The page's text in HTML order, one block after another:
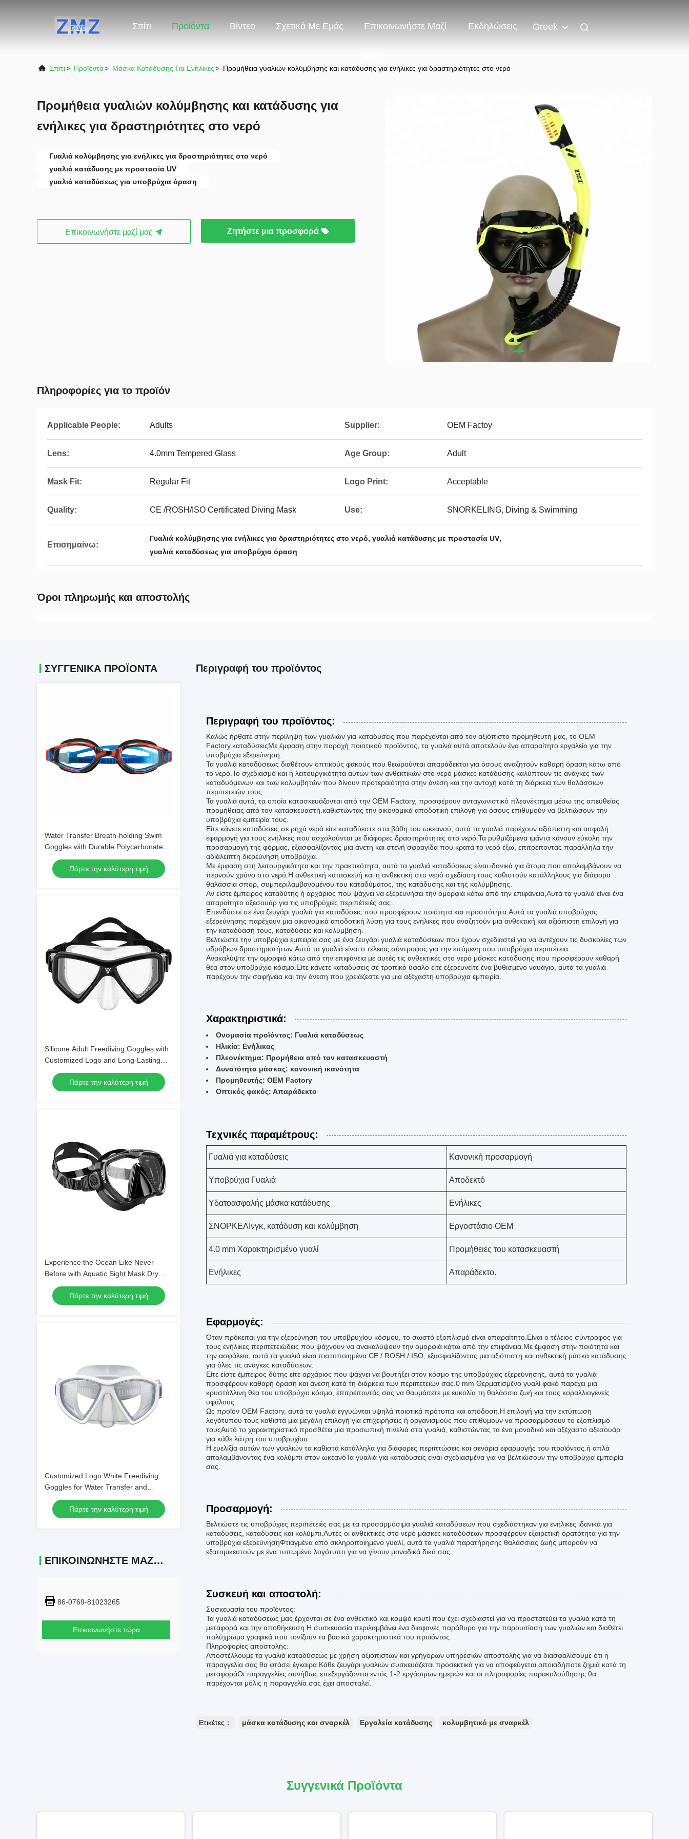
Σπίτι Προϊόντα Βίντεο Σχετικά Με Εμάς Επικοινωνήστε Μαζί Εκδηλώσεις Greek
Σπίτι> Προϊόντα> Μάσκα Κατάδυσης Για Ενήλικες> Προμήθεια γυαλιών κολύμβησης και κατάδυσης για ενήλικες για δραστηριότητες στο νερό
Προμήθεια γυαλιών κολύμβησης και κατάδυσης για
ενήλικες για δραστηριότητες στο νερό
Γυαλιά κολύμβησης για ενήλικες για δραστηριότητες στο νερό
γυαλιά κατάδυσης με προστασία UV
γυαλιά καταδύσεως για υποβρύχια όραση
Επικοινωνήστε μαζί μας Ζητήστε μια προσφορά
Πληροφορίες για το προϊόν
Applicable People: Adults Supplier: OEM Factoy
Lens: 4.0mm Tempered Glass Age Group: Adult
Mask Fit: Regular Fit Logo Print: Acceptable
Quality: CE /ROSH/ISO Certificated Diving Mask Use: SNORKELING, Diving & Swimming
Επισημαίνω:
Γυαλιά κολύμβησης για ενήλικες για δραστηριότητες στο νερό, γυαλιά κατάδυσης με προστασία UV,
γυαλιά καταδύσεως για υποβρύχια όραση
Όροι πληρωμής και αποστολής
ΣΥΓΓΕΝΙΚΆ ΠΡΟΪΌΝΤΑ
Water Transfer Breath-holding Swim
Goggles with Durable Polycarbonate
Frame Material
Πάρτε την καλύτερη τιμή
Silicone Adult Freediving Goggles with
Customized Logo and Long-Lasting
Design
Πάρτε την καλύτερη τιμή
Experience the Ocean Like Never
Before with Aquatic Sight Mask Dry
Snorkel and Single Lens Mask
Πάρτε την καλύτερη τιμή
Customized Logo White Freediving
Goggles for Water Transfer and
Swimming
Πάρτε την καλύτερη τιμή
ΕΠΙΚΟΙΝΩΝΉΣΤΕ ΜΑΖΊ ΜΑΣ
86-0769-81023265
Επικοινωνήστε τώρα
Περιγραφή του προϊόντος
Περιγραφή του προϊόντος:
Καλώς ήρθατε στην περίληψη των γυαλιών για καταδύσεις που παρέχονται από τον αξιόπιστο προμηθευτή μας, το OEM
Factory.καταδύσειςΜε έμφαση στην παροχή ποιοτικού προϊόντος, τα γυαλιά αυτά αποτελούν ένα απαραίτητο εργαλείο για την
υποβρύχια εξερεύνηση.
Τα γυαλιά καταδύσεως διαθέτουν οπτικούς φακούς που θεωρούνται απαράδεκτοι για όσους αναζητούν καθαρή όραση κάτω από
το νερό.Το σχεδιασμό και η λειτουργικότητα αυτών των ανθεκτικών στο νερό μάσκες κατάδυσης καλύπτουν τις ανάγκες των
καταδυόμενων και των κολυμβητών που δίνουν προτεραιότητα στην άνεση και την αντοχή κατά τη διάρκεια των θαλάσσιων
περιπετειών τους.
Τα γυαλιά αυτά, τα οποία κατασκευάζονται από την OEM Factory, προσφέρουν ανταγωνιστικό πλεονέκτημα μέσω της απευθείας
προμήθειας από τον κατασκευαστή.καθιστώντας την οικονομικά αποδοτική επιλογή για όσους επιθυμούν να βελτιώσουν την
υποβρύχια εμπειρία τους.
Είτε κάνετε καταδύσεις σε ρηχά νερά είτε καταδύεστε στα βάθη του ωκεανού, αυτά τα γυαλιά παρέχουν αξιόπιστη και ασφαλή
εφαρμογή για τους ενήλικες που ασχολούνται με διάφορες δραστηριότητες στο νερό.Τα ρυθμιζόμενα ιμάντα κάνουν εύκολη την
προσαρμογή της φόρμας, εξασφαλίζοντας μια άνετη και στενή σφραγίδα που κρατά το νερό έξω, επιτρέποντας παράλληλα την
αδιάλειπτη διερεύνηση υποβρύχια.
Με έμφαση στη λειτουργικότητα και την πρακτικότητα, αυτά τα γυαλιά καταδύσεως είναι ιδανικά για άτομα που απολαμβάνουν να
περνούν χρόνο στο νερό.Η ανθεκτική κατασκευή και η ανθεκτική στο νερό σχεδίαση τους καθιστούν κατάλληλους για διάφορα
θαλάσσια σπορ, συμπεριλαμβανομένου του καταδύματος, της κατάδυσης και της κολύμβησης.
Αν είστε έμπειρος καταδύτης ή αρχάριος που ψάχνει να εξερευνήσει την ομορφιά κάτω από την επιφάνεια,Αυτά τα γυαλιά είναι ένα
απαραίτητο αξεσουάρ για τις υποβρύχιες περιπέτειές σας..
Επενδύστε σε ένα ζευγάρι γυαλιά για καταδύσεις που προσφέρουν ποιότητα και προσιτότητα.Αυτά τα γυαλιά υποβρύχιας
εξερεύνησης παρέχουν μια οικονομικά αποδοτική λύση για τους ενήλικες που αναζητούν μια ανθεκτική και αξιόπιστη επιλογή για
την καταδύασή τους, καταδύσεις και κολύμβηση.
Βελτιώστε την υποβρύχια εμπειρία σας με ένα ζευγάρι γυαλιά καταδύσεων που έχουν σχεδιαστεί για να αντέχουν τις δυσκολίες των
υδρόβιων δραστηριοτήτων.Αυτά τα γυαλιά είναι ο τέλειος σύντροφος για την επόμενη σου υποβρύχια περιπέτεια..
Ανακαλύψτε την ομορφιά κάτω από την επιφάνεια με αυτές τις ανθεκτικές στο νερό μάσκες κατάδυσης που προσφέρουν καθαρή
θέα στον υποβρύχιο κόσμο.Είτε κάνετε καταδύσεις σε τροπικό ύφαλο είτε εξερευνείτε ένα βυθισμένο ναυάγιο, αυτά τα γυαλιά
παρέχουν την σαφήνεια και την άνεση που χρειάζεστε για μια αξέχαστη υποβρύχια εμπειρία.
Χαρακτηριστικά:
Ονομασία προϊόντος: Γυαλιά καταδύσεως
Ηλικία: Ενήλικας
Πλεονέκτημα: Προμήθεια από τον κατασκευαστή
Δυνατότητα μάσκας: κανονική ικανότητα
Προμηθευτής: OEM Factory
Οπτικός φακός: Απαράδεκτο
Τεχνικές παραμέτρους:
Γυαλιά για καταδύσεις Κανονική προσαρμογή
Υποβρύχια Γυαλιά Αποδεκτό
Υδατοασφαλής μάσκα κατάδυσης Ενήλικες
ΣΝΟΡΚΕΛΙνγκ, κατάδυση και κολύμβηση Εργοστάσιο OEM
4.0 mm Χαρακτηρισμένο γυαλί Προμήθειες του κατασκευαστή
Ενήλικες Απαράδεκτο.
Εφαρμογές:
Όταν πρόκειται για την εξερεύνηση του υποβρυχίου κόσμου, το σωστό εξοπλισμό είναι απαραίτητο.Είναι ο τέλειος σύντροφος για
τους ενήλικες περιπετειώδεις που ψάχνουν να ανακαλύψουν την ομορφιά κάτω από την επιφάνεια.Με έμφαση στην ποιότητα και
την ασφάλεια, αυτά τα γυαλιά είναι πιστοποιημένα CE / ROSH / ISO, εξασφαλίζοντας μια αξιόπιστη και ανθεκτική μάσκα κατάδυσης
για όλες τις ανάγκες καταδύσεων.
Είτε είστε έμπειρος δύτης είτε αρχάριος που ψάχνει να βουτήξει στον κόσμο της υποβρύχιας εξερεύνησης, αυτά τα γυαλιά
προσφέρουν καθαρή όραση και άνεση κατά τη διάρκεια των περιπετειών σας.0 mm Θερματισμένο γυαλί φακό παρέχει μια
κρυστάλλινη θέα του υποβρύχιο κόσμο, επιτρέποντάς σας να θαυμάσετε με ευκολία τη θαλάσσια ζωή και τους κοραλλιογενείς
υφάλους.
Ως προϊόν OEM Factory, αυτά τα γυαλιά εγγυώνται υψηλά ποιοτικά πρότυπα και απόδοση.Η επιλογή για την εκτύπωση
λογότυπου τους καθιστά μια μεγάλη επιλογή για επιχειρήσεις ή οργανισμούς που επιθυμούν να προσαρμόσουν το εξοπλισμό
τουςΑυτό το χαρακτηριστικό προσθέτει μια προσωπική πινελιά στα γυαλιά, καθιστώντας τα ένα μοναδικό και αξέχαστο αξεσουάρ
για κάθε λάτρη του υποβρυχίου.
Η ευελιξία αυτών των γυαλιών τα καθιστά κατάλληλα για διάφορες περιπτώσεις και σενάρια εφαρμογής του προϊόντος.ή απλά
απολαμβάνοντας ένα κολύμπι στον ωκεανόΤα γυαλιά για καταδύσεις είναι σχεδιασμένα για να βελτιώσουν την υποβρύχια εμπειρία
σας.
Προσαρμογή:
Βελτιώστε τις υποβρύχιες περιπέτειές σας με τα προσαρμόσιμα γυαλιά καταδύσεων που σχεδιάστηκαν για ενήλικες ιδανικά για
καταδύσεις, καταδύσεις και κολύμπι.Αυτές οι ανθεκτικές στο νερό μάσκες καταδύσεων προσφέρουν εξαιρετική ορατότητα για την
υποβρύχια εξερεύνησηΦτιαγμένα από σκληροποιημένο γυαλί, αυτά τα γυαλιά παρατήρησης θαλάσσιας ζωής μπορούν να
εξατομικευτούν με ένα τυπωμένο λογότυπο για να γίνουν μοναδικά δικά σας.
Συσκευή και αποστολή:
Συσκευασία του προϊόντος:
Τα γυαλιά καταδύσεως μας έρχονται σε ένα ανθεκτικό και κομψό κουτί που έχει σχεδιαστεί για να προστατεύει τα γυαλιά κατά τη
μεταφορά και την αποθήκευση.Η συσκευασία περιλαμβάνει ένα διαφανές παράθυρο για την παρουσίαση των γυαλιών και διαθέτει
πολύχρωμα γραφικά που τονίζουν τα βασικά χαρακτηριστικά του προϊόντος.
Πληροφορίες αποστολής:
Αποστέλλουμε τα γυαλιά καταδύσεως με χρήση αξιόπιστων και γρήγορων υπηρεσιών αποστολής για να διασφαλίσουμε ότι η
παραγγελία σας θα φτάσει έγκαιρα.Κάθε ζευγάρι γυαλιών συσκευάζεται προσεκτικά για να αποφεύγεται οποιαδήποτε ζημιά κατά τη
μεταφοράΟι παραγγελίες συνήθως επεξεργάζονται εντός 1-2 εργάσιμων ημερών και οι πληροφορίες παρακολούθησης θα
παρέχονται μόλις η παραγγελία σας έχει αποσταλεί.
Ετικέτες： μάσκα κατάδυσης και σναρκέλ Εργαλεία κατάδυσης κολυμβητικό με σναρκέλ
Συγγενικά Προϊόντα